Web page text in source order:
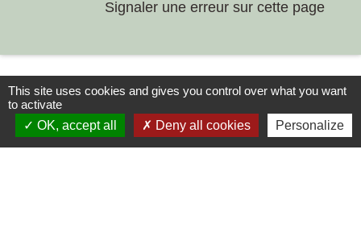
Signaler une erreur sur cette page
This site uses cookies and gives you control over what you want
to activate
OK, accept all
Deny all cookies Personalize